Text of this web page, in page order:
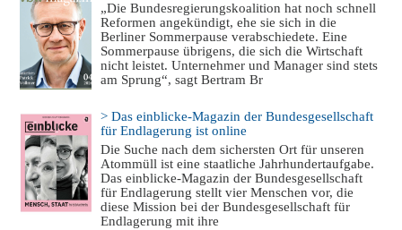
„Die Bundesregierungskoalition hat noch schnell
Reformen angekündigt, ehe sie sich in die
Berliner Sommerpause verabschiedete. Eine
Sommerpause übrigens, die sich die Wirtschaft
nicht leistet. Unternehmer und Manager sind stets
am Sprung“, sagt Bertram Br
> Das einblicke-Magazin der Bundesgesellschaft
für Endlagerung ist online
Die Suche nach dem sichersten Ort für unseren
Atommüll ist eine staatliche Jahrhundertaufgabe.
Das einblicke-Magazin der Bundesgesellschaft
für Endlagerung stellt vier Menschen vor, die
diese Mission bei der Bundesgesellschaft für
Endlagerung mit ihre